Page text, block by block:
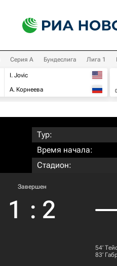
Серия А Бундеслига Лига 1
I. Jovic
А. Корнеева
Тур:
Время начала:
Стадион:
Завершен
1 : 2
54‎’‎
83‎’‎